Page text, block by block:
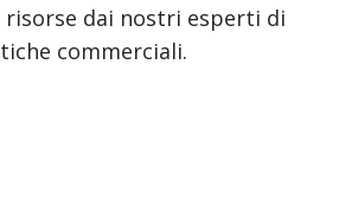
dai nostri esperti di
commerciali.